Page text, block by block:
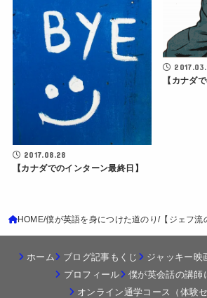
2017.08.28
【カナダでのインターン最終日】
【カナダ
HOME 僕が英語を身につけた道のり 【ジェフ流
ホーム ブログ記事もくじ
ジャッキー映
プロフィール
僕が英会話の講師
オンライン通学コース（体験セ